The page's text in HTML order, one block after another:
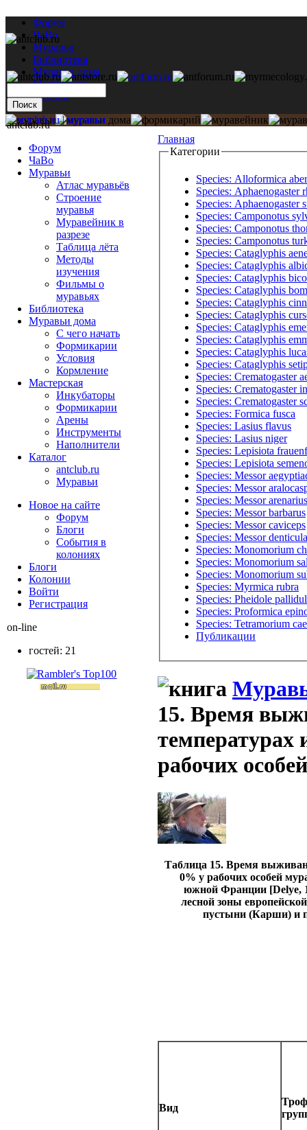
Форум
ЧаВо
Муравьи
Библиотека
Муравьи дома
Мастерская
Каталог
Главная
Категории
Species: Alloformica
Species: Aphaenogaster
Species: Aphaenogaster
Species: Camponotus
Species: Camponotus
Species: Camponotus
Species: Cataglyphis
Species: Cataglyphis
Species: Cataglyphis
Species: Cataglyphis
Species: Cataglyphis
Species: Cataglyphis
Species: Cataglyphis
Species: Cataglyphis
Species: Cataglyphis
Species: Cataglyphis
Species: Crematogaster
Species: Crematogaster
Species: Crematogaster
Species: Formica fusca
Species: Lasius flavus
Species: Lasius niger
Species: Lepisiota
Species: Lepisiota
Species: Messor
Species: Messor
Species: Messor arenarius
Species: Messor barbarus
Species: Messor caviceps
Species: Messor
Species: Monomorium
Species: Monomorium
Species: Monomorium
Species: Myrmica rubra
Species: Pheidole
Species: Proformica
Species: Tetramorium
Публикации
15. Время
температурах
рабочих
Таблица 15. Время
0% у рабочих особей
южной Франции [Delye,
лесной зоны
пустыни (Карши) и
Вид
antclub.ru
Форум
ЧаВо
Муравьи
Атлас муравьёв
Строение
муравья
Муравейник в
разрезе
Таблица лёта
Методы
изучения
Фильмы о
муравьях
Библиотека
Муравьи дома
С чего начать
Формикарии
Условия
Кормление
Мастерская
Инкубаторы
Формикарии
Арены
Инструменты
Наполнители
Каталог
antclub.ru
Муравьи
Новое на сайте
Форум
Блоги
События в
колониях
Блоги
Колонии
Войти
Peгиcтpaция
on-line
гостей: 21